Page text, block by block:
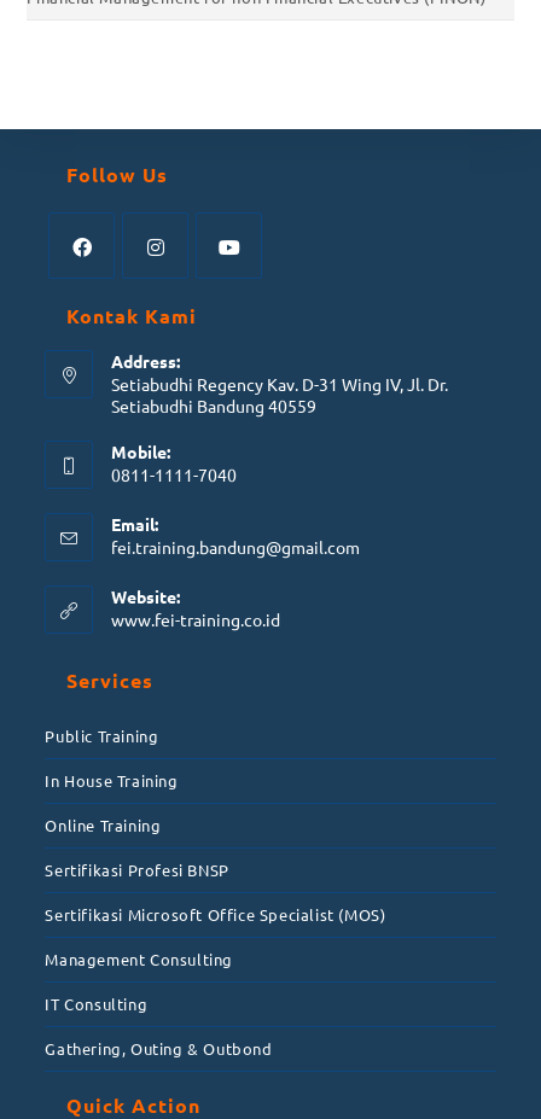
Follow Us
Kontak Kami
Address:
Setiabudhi Regency Kav. D-31 Wing IV, Jl. Dr.
Setiabudhi Bandung 40559
Mobile:
0811-1111-7040
Email:
fei.training.bandung@gmail.com
Website:
www.fei-training.co.id
Services
Public Training
In House Training
Online Training
Sertifikasi Profesi BNSP
Sertifikasi Microsoft Office Specialist (MOS)
Management Consulting
IT Consulting
Gathering, Outing & Outbond
Quick Action